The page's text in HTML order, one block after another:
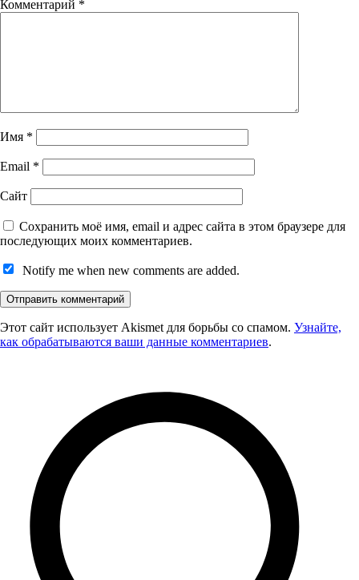
Комментарий *
Имя *
Email *
Сайт
Сохранить моё имя, email и адрес сайта в этом браузере для
последующих моих комментариев.
Notify me when new comments are added.
Этот сайт использует Akismet для борьбы со спамом. Узнайте,
как обрабатываются ваши данные комментариев.